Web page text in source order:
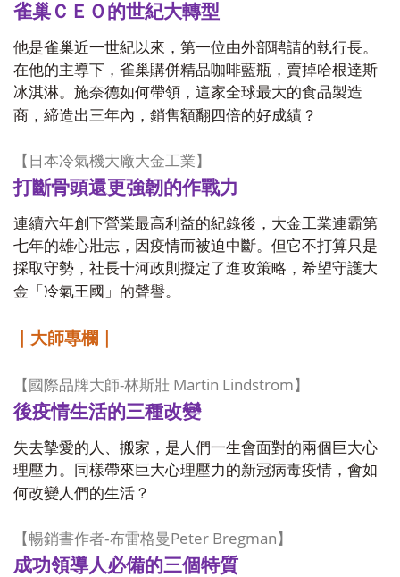
雀巢ＣＥＯ的世紀大轉型
他是雀巢近一世紀以來，第一位由外部聘請的執行長。
在他的主導下，雀巢購併精品咖啡藍瓶，賣掉哈根達斯
冰淇淋。施奈德如何帶領，這家全球最大的食品製造
商，締造出三年內，銷售額翻四倍的好成績？
【日本冷氣機大廠大金工業】
打斷骨頭還更強韌的作戰力
連續六年創下營業最高利益的紀錄後，大金工業連霸第
七年的雄心壯志，因疫情而被迫中斷。但它不打算只是
採取守勢，社長十河政則擬定了進攻策略，希望守護大
金「冷氣王國」的聲譽。
｜大師專欄｜
【國際品牌大師-林斯壯 Martin Lindstrom 】
後疫情生活的三種改變
失去摯愛的人、搬家，是人們一生會面對的兩個巨大心
理壓力。同樣帶來巨大心理壓力的新冠病毒疫情，會如
何改變人們的生活？
【暢銷書作者-布雷格曼Peter Bregman 】
成功領導人必備的三個特質